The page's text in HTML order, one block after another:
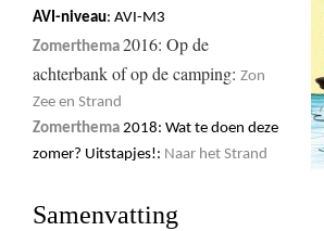
AVI-niveau: AVI-M3
Zomerthema 2016: Op de
achterbank of op de camping: Zon
Zee en Strand
Zomerthema 2018: Wat te doen deze
zomer? Uitstapjes!: Naar het Strand
Samenvatting